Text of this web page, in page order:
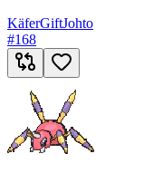
KäferGiftJohto
#168